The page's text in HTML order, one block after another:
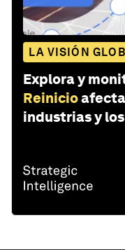
LA VISIÓN
Explora y
Reinicio
industrias y